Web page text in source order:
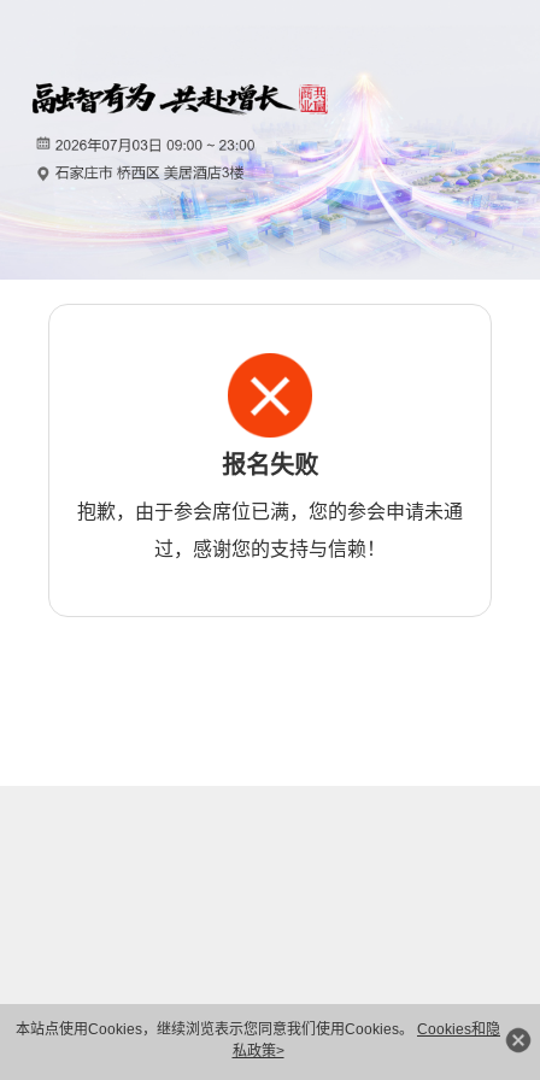
本站点使用Cookies，继续浏览表示您同意我们使用Cookies。 Cookies和隐
私政策>
报名失败
抱歉，由于参会席位已满，您的参会申请未通
过，感谢您的支持与信赖！